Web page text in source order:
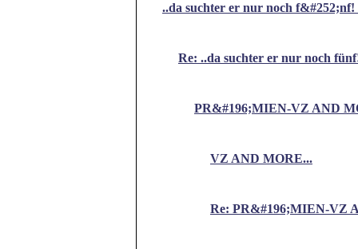
..da suchter er nur noch
Re: ..da suchter er nur noch
PR&#196;MIEN-VZ AND
VZ AND MORE...
Re: PR&#196;MIEN-VZ